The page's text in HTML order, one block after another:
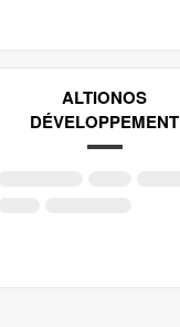
ALTIONOS
DÉVELOPPEMENT